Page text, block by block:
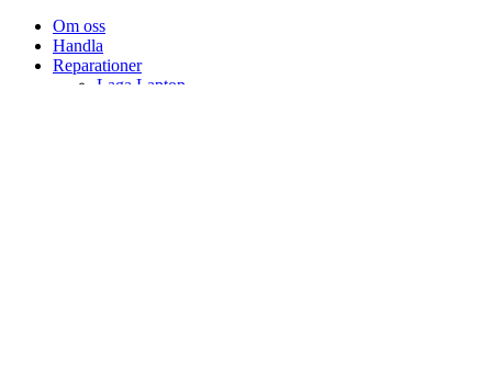
Om oss
Handla
Reparationer
Laga Laptop